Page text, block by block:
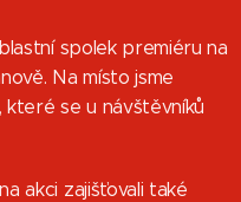
spolek premiéru na
Na místo jsme
které se u návštěvníků
akci zajišťovali také